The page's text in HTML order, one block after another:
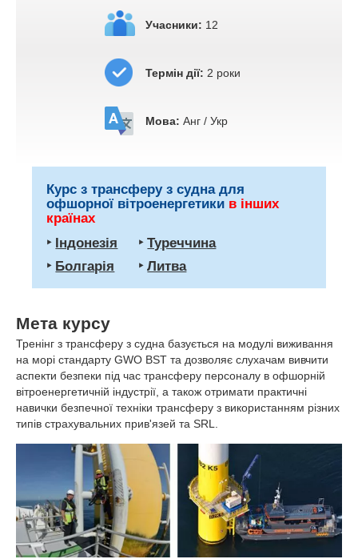
Учасники: 12
Термін дії: 2 роки
Мова: Анг / Укр
Курс з трансферу з судна для
офшорної вітроенергетики в інших
країнах
‣ Індонезія ‣Туреччина
‣ Болгарія ‣Литва
Мета курсу
Тренінг з трансферу з судна базується на модулі виживання
на морі стандарту GWO BST та дозволяє слухачам вивчити
аспекти безпеки під час трансферу персоналу в офшорній
вітроенергетичній індустрії, а також отримати практичні
навички безпечної техніки трансферу з використанням різних
типів страхувальних прив'язей та SRL.